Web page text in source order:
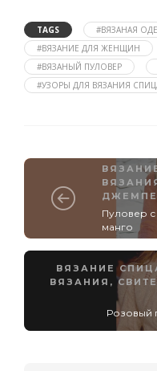
TAGS #ВЯЗАНАЯ
#ВЯЗАНИЕ ДЛЯ ЖЕНЩИН
#ВЯЗАНЫЙ ПУЛОВЕР
#УЗОРЫ ДЛЯ ВЯЗАНИЯ
Пуловер
манго
ВЯЗАНИЕ
ВЯЗАНИЯ ,
Розовый